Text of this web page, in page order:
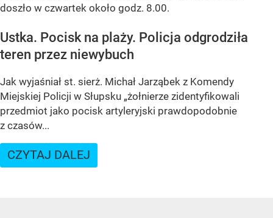
doszło w czwartek około godz. 8.00.
Ustka. Pocisk na plaży. Policja odgrodziła
teren przez niewybuch
Jak wyjaśniał st. sierż. Michał Jarząbek z Komendy
Miejskiej Policji w Słupsku „żołnierze zidentyfikowali
przedmiot jako pocisk artyleryjski prawdopodobnie
z czasów...
CZYTAJ DALEJ